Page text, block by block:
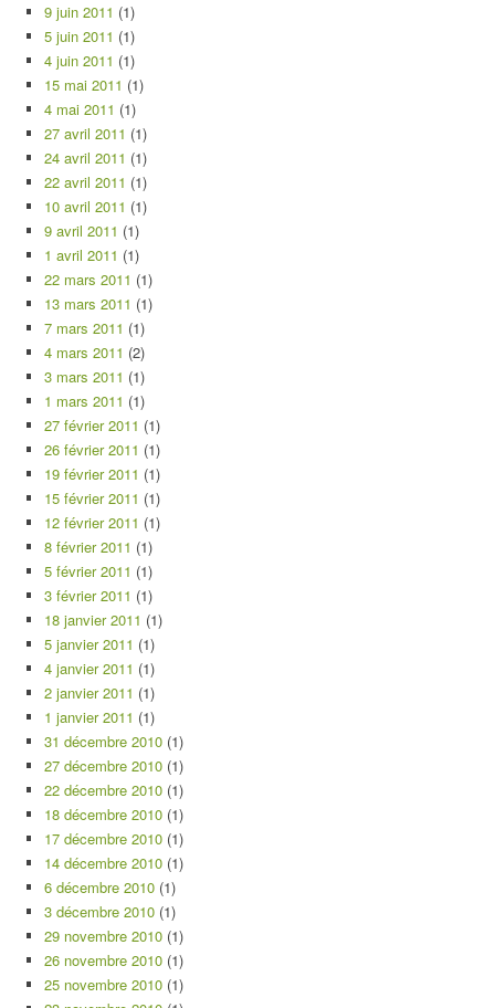
9 juin 2011 (1)
5 juin 2011 (1)
4 juin 2011 (1)
15 mai 2011 (1)
4 mai 2011 (1)
27 avril 2011 (1)
24 avril 2011 (1)
22 avril 2011 (1)
10 avril 2011 (1)
9 avril 2011 (1)
1 avril 2011 (1)
22 mars 2011 (1)
13 mars 2011 (1)
7 mars 2011 (1)
4 mars 2011 (2)
3 mars 2011 (1)
1 mars 2011 (1)
27 février 2011 (1)
26 février 2011 (1)
19 février 2011 (1)
15 février 2011 (1)
12 février 2011 (1)
8 février 2011 (1)
5 février 2011 (1)
3 février 2011 (1)
18 janvier 2011 (1)
5 janvier 2011 (1)
4 janvier 2011 (1)
2 janvier 2011 (1)
1 janvier 2011 (1)
31 décembre 2010 (1)
27 décembre 2010 (1)
22 décembre 2010 (1)
18 décembre 2010 (1)
17 décembre 2010 (1)
14 décembre 2010 (1)
6 décembre 2010 (1)
3 décembre 2010 (1)
29 novembre 2010 (1)
26 novembre 2010 (1)
25 novembre 2010 (1)